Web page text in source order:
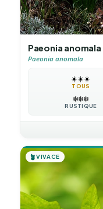
Paeonia anomala
Paeonia anomala
☀️☀️☀️
TOUS
❄️❄️❄️
RUSTIQUE
🪴VIVACE